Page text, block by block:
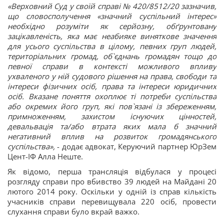
«Верховний Суд у своїй справі № 420/8512/20 зазначив,
що словосполучення «значний суспільний інтерес»
необхідно розуміти як серйозну, обґрунтовану
зацікавленість, яка має неабияке виняткове значення
для усього суспільства в цілому, певних груп людей,
територіальних громад, об`єднань громадян тощо до
певної справи в контексті можливого впливу
ухваленого у ній судового рішення на права, свободи та
інтереси фізичних осіб, права та інтереси юридичних
осіб. Вказане поняття охоплює ті потреби суспільства
або окремих його груп, які пов`язані із збереженням,
примноженням, захистом існуючих цінностей,
девальвація та/або втрата яких мала б значний
негативний вплив на розвиток громадянського
суспільства», - додає адвокат, Керуючий партнер ЮрЗем
Цент-ІФ Алла Неште.
Як відомо, перша трансляція відбулася у процесі
розгляду справи про вбивство 39 людей на Майдані 20
лютого 2014 року. Оскільки у одній із справ кількість
учасників справи перевищувала 220 осіб, провести
слухання справи було вкрай важко.